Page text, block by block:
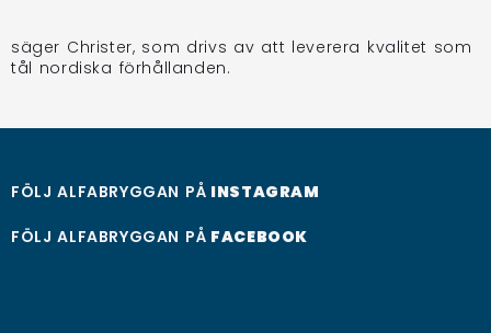
säger Christer, som drivs av att leverera kvalitet som
tål nordiska förhållanden.
FÖLJ ALFABRYGGAN PÅ INSTAGRAM
FÖLJ ALFABRYGGAN PÅ FACEBOOK